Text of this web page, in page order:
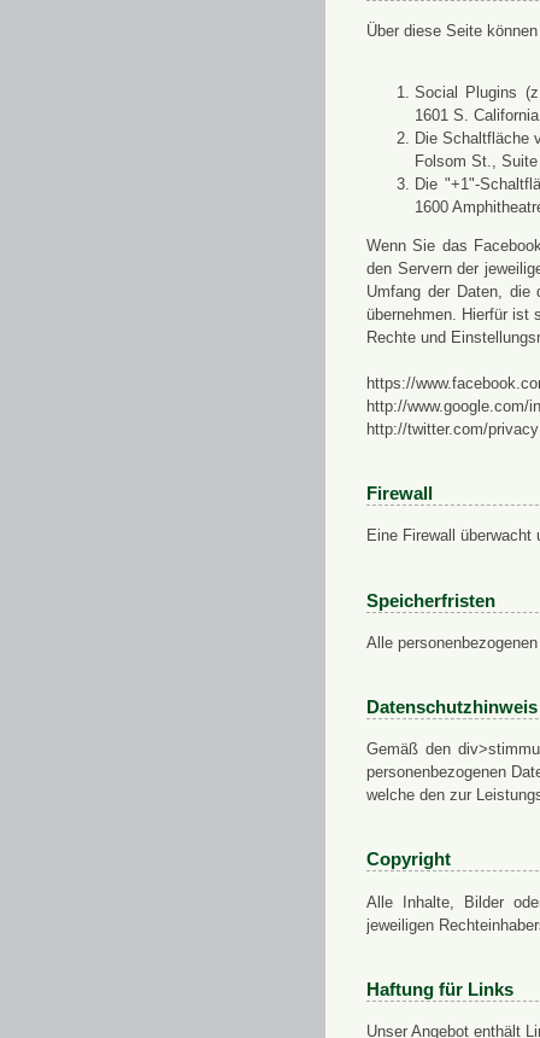
Über diese Seite
Social Plugins
1601 S.
Die Schaltfläche
Folsom St.,
Die "+1"-
1600
Wenn Sie das
den Servern der
Umfang der Daten, die
übernehmen. Hierfür ist
Rechte und
https://
http://www.google.com/
http://twitter.com/privacy
Firewall
Eine Firewall
Speicherfristen
Alle
Datenschutzhinweis
Gemäß den
personenbezogenen
welche den zur
Copyright
Alle Inhalte, Bilder
jeweiligen
Haftung für Links
Unser Angebot enthält